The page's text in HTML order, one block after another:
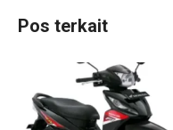
Pos terkait